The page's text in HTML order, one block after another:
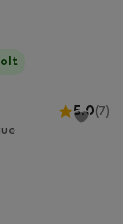
5.0(7)